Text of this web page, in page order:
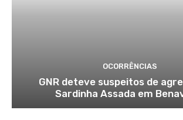
OCORRÊNCIAS
GNR deteve suspeitos de
Sardinha Assada em